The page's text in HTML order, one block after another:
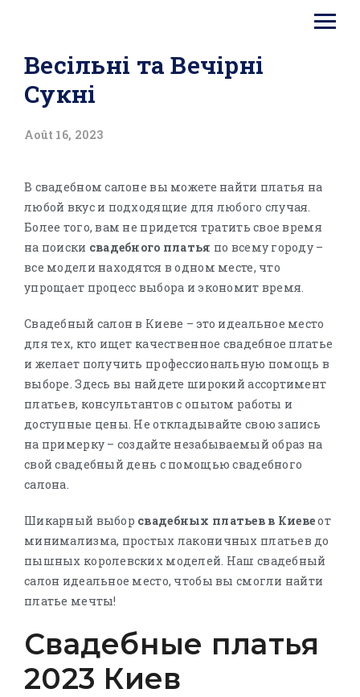
Весільні та Вечірні
Сукні
Août 16, 2023
В свадебном салоне вы можете найти платья на
любой вкус и подходящие для любого случая.
Более того, вам не придется тратить свое время
на поиски свадебного платья по всему городу –
все модели находятся в одном месте, что
упрощает процесс выбора и экономит время.
Свадебный салон в Киеве – это идеальное место
для тех, кто ищет качественное свадебное платье
и желает получить профессиональную помощь в
выборе. Здесь вы найдете широкий ассортимент
платьев, консультантов с опытом работы и
доступные цены. Не откладывайте свою запись
на примерку – создайте незабываемый образ на
свой свадебный день с помощью свадебного
салона.
Шикарный выбор свадебных платьев в Киевеот
минимализма, простых лаконичных платьев до
пышных королевских моделей. Наш свадебный
салон идеальное место, чтобы вы смогли найти
платье мечты!
Свадебные платья
2023 Киев